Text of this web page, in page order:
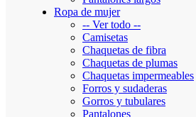
Ropa de mujer
-- Ver todo --
Camisetas
Chaquetas de fibra
Chaquetas de plumas
Chaquetas impermeables
Forros y sudaderas
Gorros y tubulares
Pantalones